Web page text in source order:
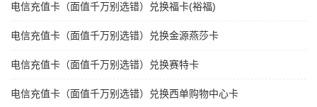
电信充值卡（面值千万别选错）兑换福卡(裕福)
电信充值卡（面值千万别选错）兑换金源燕莎卡
电信充值卡（面值千万别选错）兑换赛特卡
电信充值卡（面值千万别选错）兑换西单购物中心卡